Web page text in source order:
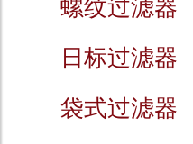
螺纹过滤器
日标过滤器
袋式过滤器